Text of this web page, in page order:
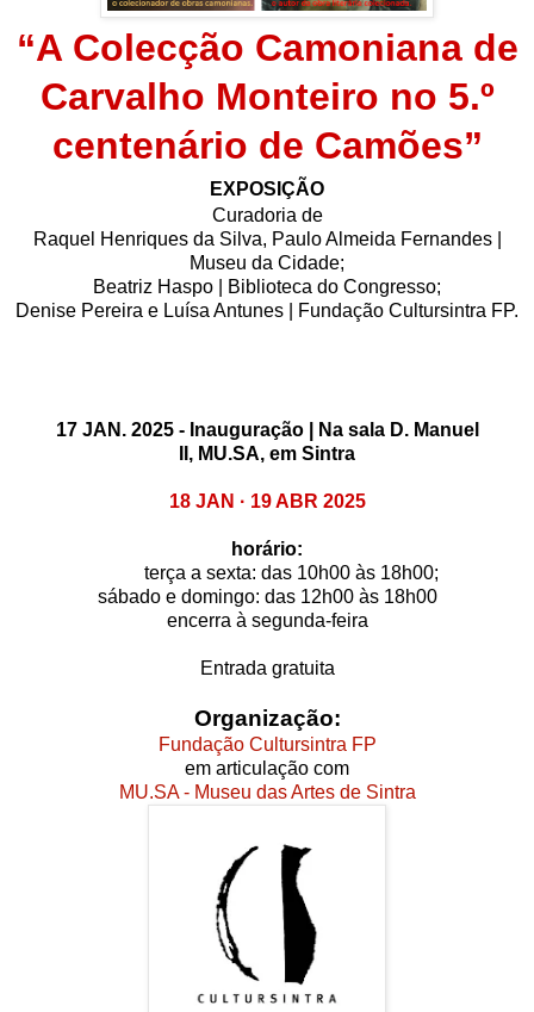
“A Colecção Camoniana de
Carvalho Monteiro no 5.º
centenário de Camões”
EXPOSIÇÃO
Curadoria de
Raquel Henriques da Silva, Paulo Almeida Fernandes |
Museu da Cidade;
Beatriz Haspo | Biblioteca do Congresso;
Denise Pereira e Luísa Antunes | Fundação Cultursintra FP.
17 JAN. 2025 - Inauguração |
Na sala D. Manuel
II, MU.SA, em Sintra
18 JAN · 19 ABR 2025
horário:
terça a sexta: das 10h00 às 18h00;
sábado e domingo: das 12h00 às 18h00
encerra à segunda-feira
Entrada gratuita
Organização:
Fundação Cultursintra FP
em articulação com
MU.SA - Museu das Artes de Sintra